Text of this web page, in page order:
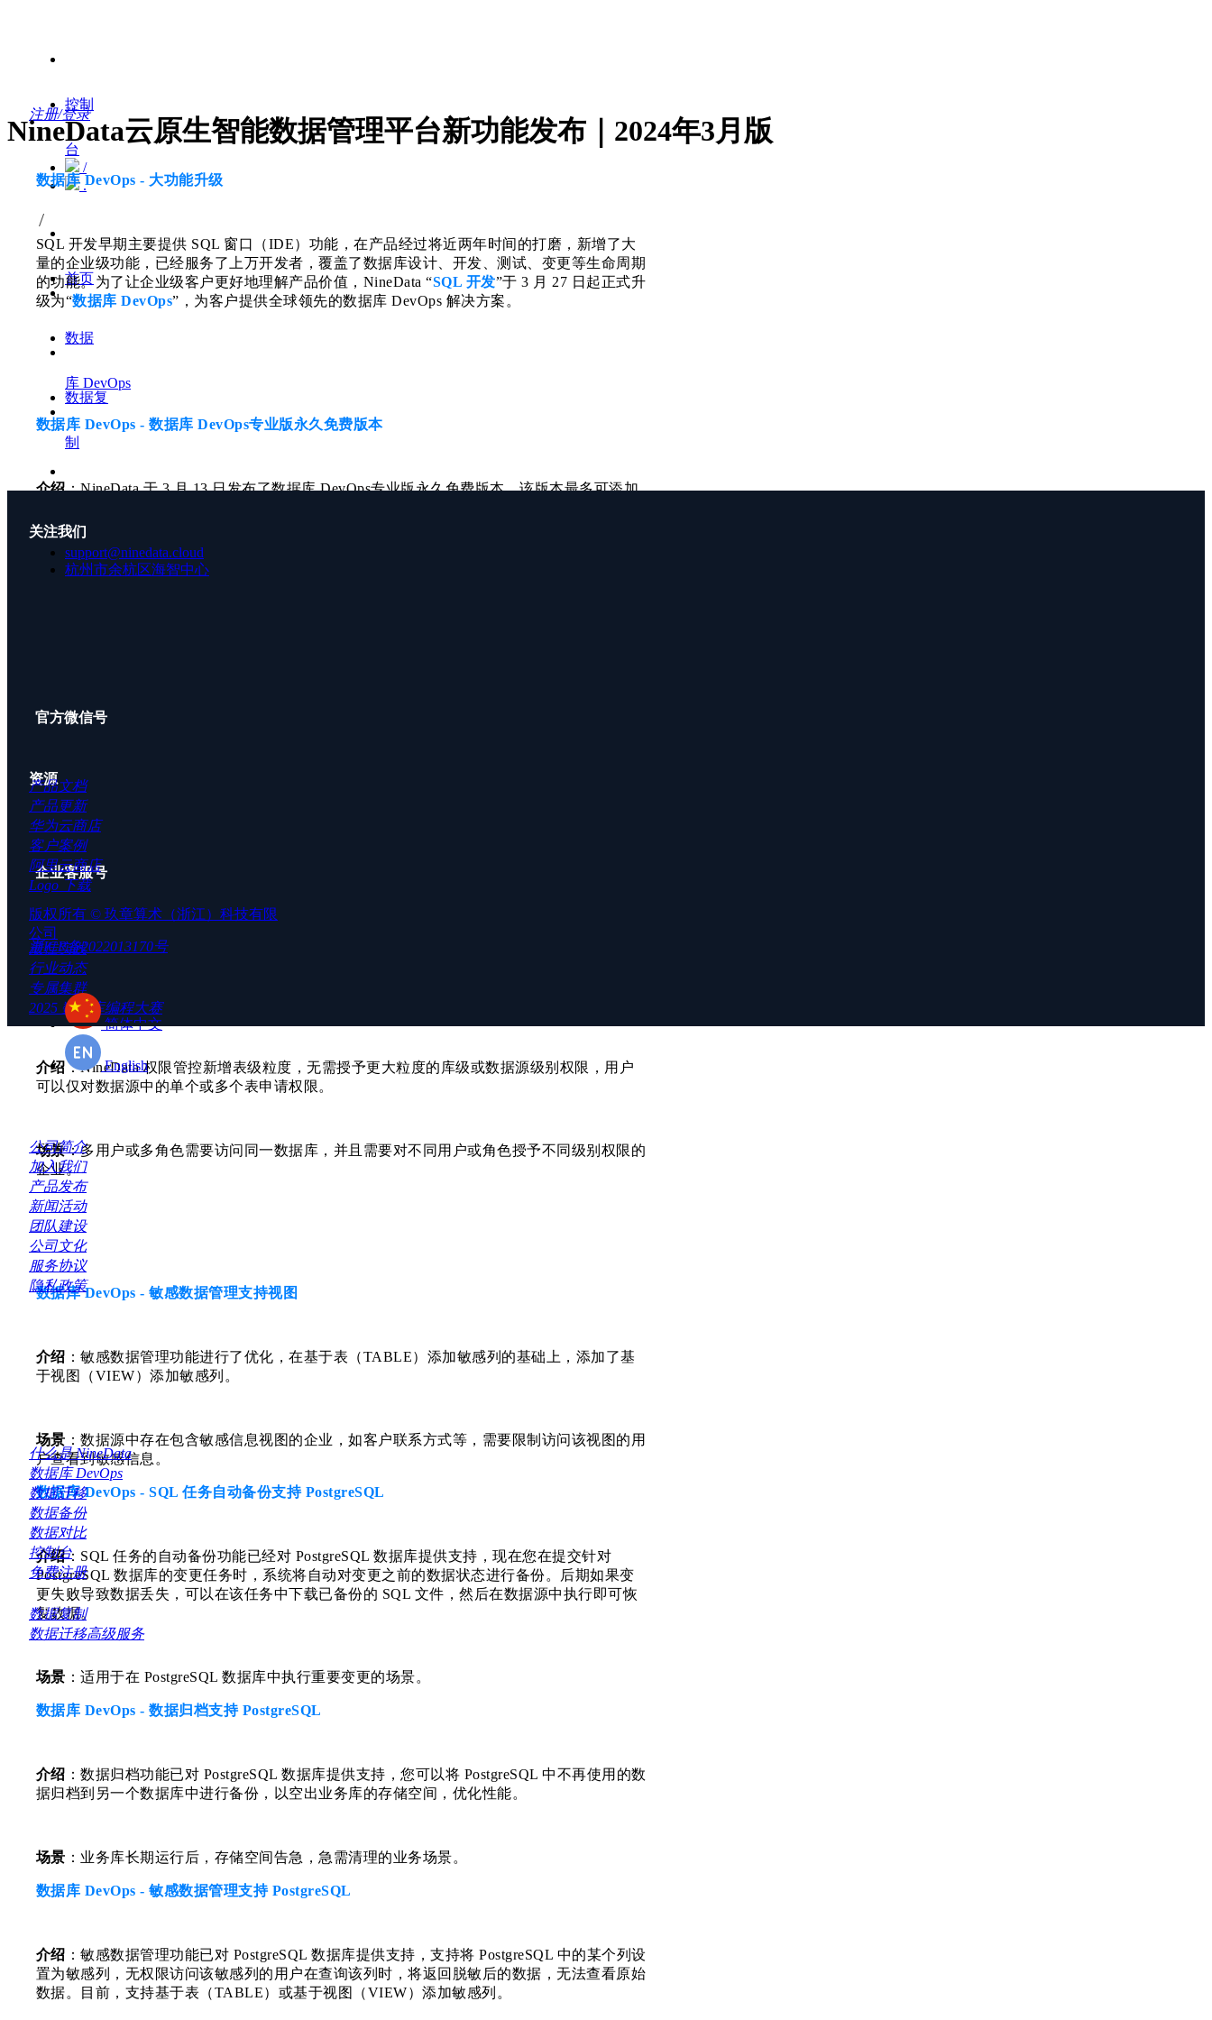
控制
台
注册/登录
/
.
/
首页
数据
库 DevOps
数据复
制
国产化迁移
实时数仓同步
高级服务
例
关于我
公司资讯
专属集群
NineData云原生智能数据管理平台新功能发布｜2024年3月版
数据库 DevOps - 大功能升级
SQL 开发早期主要提供 SQL 窗口（IDE）功能，在产品经过将近两年时间的打磨，新增了大
量的企业级功能，已经服务了上万开发者，覆盖了数据库设计、开发、测试、变更等生命周期
的功能。为了让企业级客户更好地理解产品价值，NineData “SQL 开发”于 3 月 27 日起正式升
级为“数据库 DevOps”，为客户提供全球领先的数据库 DevOps 解决方案。
数据库 DevOps - 数据库 DevOps专业版永久免费版本
介绍：NineData 于 3 月 13 日发布了数据库 DevOps专业版永久免费版本，该版本最多可添加
升级至该版本（部分特殊情况除外）；新注册用户、新建组织将直接开通该版本。
数据库 DevOps - 研发流程
介绍 ：在软件开发和部署过程中，通常需要多环境推动代码发布，研发流程功能可以确保在代
码发布到生产环境之前完成所有必要的验证、变更和审批。
场景：项目管理员需要管理所有开发人员的代码，确保所有的代码按顺序执行到所有环境，以
避免错发漏发导致的发版失败问题。
数据库 DevOps - 表级权限申请
介绍：NineData 权限管控新增表级粒度，无需授予更大粒度的库级或数据源级别权限，用户
可以仅对数据源中的单个或多个表申请权限。
场景：多用户或多角色需要访问同一数据库，并且需要对不同用户或角色授予不同级别权限的
企业。
数据库 DevOps - 敏感数据管理支持视图
介绍 ：敏感数据管理功能进行了优化，在基于表（TABLE）添加敏感列的基础上，添加了基
于视图（VIEW）添加敏感列。
场景 ：数据源中存在包含敏感信息视图的企业，如客户联系方式等，需要限制访问该视图的用
户查看到敏感信息。
数据库 DevOps - SQL 任务自动备份支持 PostgreSQL
介绍：SQL 任务的自动备份功能已经对 PostgreSQL 数据库提供支持，现在您在提交针对
PostgreSQL 数据库的变更任务时，系统将自动对变更之前的数据状态进行备份。后期如果变
更失败导致数据丢失，可以在该任务中下载已备份的 SQL 文件，然后在数据源中执行即可恢
复数据。
场景 ：适用于在 PostgreSQL 数据库中执行重要变更的场景。
数据库 DevOps - 数据归档支持 PostgreSQL
介绍 ：数据归档功能已对 PostgreSQL 数据库提供支持，您可以将 PostgreSQL 中不再使用的数
据归档到另一个数据库中进行备份，以空出业务库的存储空间，优化性能。
场景 ：业务库长期运行后，存储空间告急，急需清理的业务场景。
数据库 DevOps - 敏感数据管理支持 PostgreSQL
介绍 ：敏感数据管理功能已对 PostgreSQL 数据库提供支持，支持将 PostgreSQL 中的某个列设
置为敏感列，无权限访问该敏感列的用户在查询该列时，将返回脱敏后的数据，无法查看原始
数据。目前，支持基于表（TABLE）或基于视图（VIEW）添加敏感列。
关注我们
support@ninedata.cloud
杭州市余杭区海智中心
官方微信号
企业客服号
资源
产品文档
产品更新
华为云商店
客户案例
阿里云商店
Logo 下载
最佳实践
行业动态
专属集群
2025 数据库编程大赛
联系我们
公司简介
加入我们
产品发布
新闻活动
团队建设
公司文化
服务协议
隐私政策
什么是 NineData
数据库 DevOps
数据迁移
数据备份
数据对比
控制台
免费注册
产品
数据复制
数据迁移高级服务
版权所有 © 玖章算术（浙江）科技有限
公司
浙ICP备2022013170号
简体中文
English